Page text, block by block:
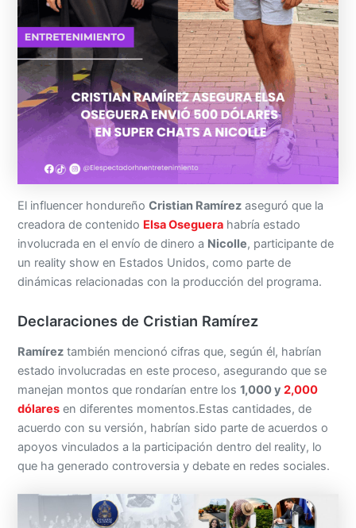
El influencer hondureñoCristian Ramírez aseguró que la
creadora de contenido Elsa Oseguera habría estado
involucrada en el envío de dinero a Nicolle, participante de
un reality show en Estados Unidos, como parte de
dinámicas relacionadas con la producción del programa.
Declaraciones de Cristian Ramírez
Ramírez también mencionó cifras que, según él, habrían
estado involucradas en este proceso, asegurando que se
manejan montos que rondarían entre los1,000 y2,000
dólares en diferentes momentos.Estas cantidades, de
acuerdo con su versión, habrían sido parte de acuerdos o
apoyos vinculados a la participación dentro del reality, lo
que ha generado controversia y debate en redes sociales.